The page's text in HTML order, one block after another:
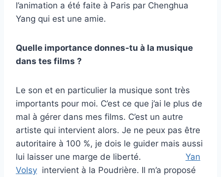
l’animation a été faite à Paris par Chenghua
Yang qui est une amie.
Quelle importance donnes-tu à la musique
dans tes films ?
Le son et en particulier la musique sont très
importants pour moi. C’est ce que j’ai le plus de
mal à gérer dans mes films. C’est un autre
artiste qui intervient alors. Je ne peux pas être
autoritaire à 100 %, je dois le guider mais aussi
lui laisser une marge de liberté.
Yan
Volsy intervient à la Poudrière. Il m’a proposé